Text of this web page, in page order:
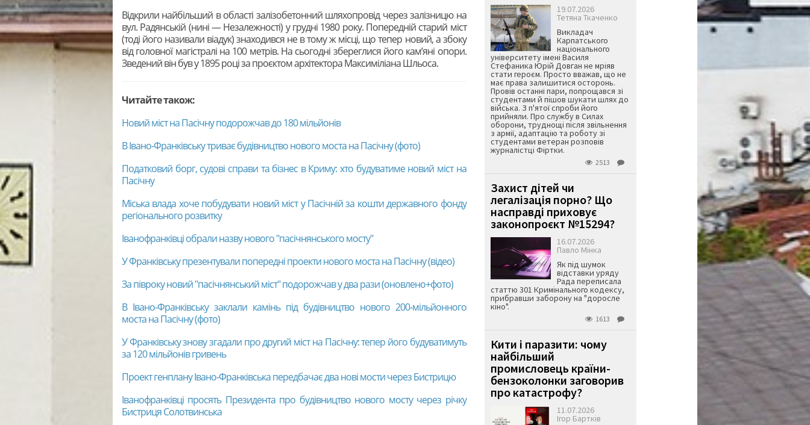
Відкрили найбільший в області залізобетонний шляхопровід через залізницю на
вул. Радянській (нині — Незалежності) у грудні 1980 року. Попередній старий міст
(тоді його називали віадук) знаходився не в тому ж місці, що тепер новий, а збоку
від головної магістралі на 100 метрів. На сьогодні збереглися його кам’яні опори.
Зведений він був у 1895 році за проєктом архітектора Максиміліана Шльоса.
Читайте також:
Новий міст на Пасічну подорожчав до 180 мільйонів
В Івано-Франківську триває будівництво нового моста на Пасічну (фото)
Податковий борг, судові справи та бізнес в Криму: хто будуватиме новий міст на
Пасічну
Міська влада хоче побудувати новий міст у Пасічній за кошти державного фонду
регіонального розвитку
Іванофранківці обрали назву нового "пасічнянського мосту"
У Франківську презентували попередні проекти нового моста на Пасічну (відео)
За півроку новий "пасічнянський міст" подорожчав у два рази (оновлено+фото)
В Івано-Франківську заклали камінь під будівництво нового 200-мільйонного
моста на Пасічну (фото)
У Франківську знову згадали про другий міст на Пасічну: тепер його будуватимуть
за 120 мільйонів гривень
Проект генплану Івано-Франківська передбачає два нові мости через Бистрицю
Іванофранківці просять Президента про будівництво нового мосту через річку
Бистриця Солотвинська
19.07.2026
Тетяна Ткаченко
Викладач
Карпатського
національного
університету імені Василя
Стефаника Юрій Довган не мріяв
стати героєм. Просто вважав, що не
має права залишитися осторонь.
Провів останні пари, попрощався зі
студентами й пішов шукати шлях до
війська. З п'ятої спроби його
прийняли. Про службу в Силах
оборони, труднощі після звільнення
з армії, адаптацію та роботу зі
студентами ветеран розповів
журналістці Фіртки.
2513
Захист дітей чи
легалізація порно? Що
насправді приховує
законопроєкт №15294?
16.07.2026
Павло Мінка
Як під шумок
відставки уряду
Рада переписала
статтю 301 Кримінального кодексу,
прибравши заборону на "доросле
кіно".
1613
Кити і паразити: чому
найбільший
промисловець країни-
бензоколонки заговорив
про катастрофу?
11.07.2026
Ігор Бартків